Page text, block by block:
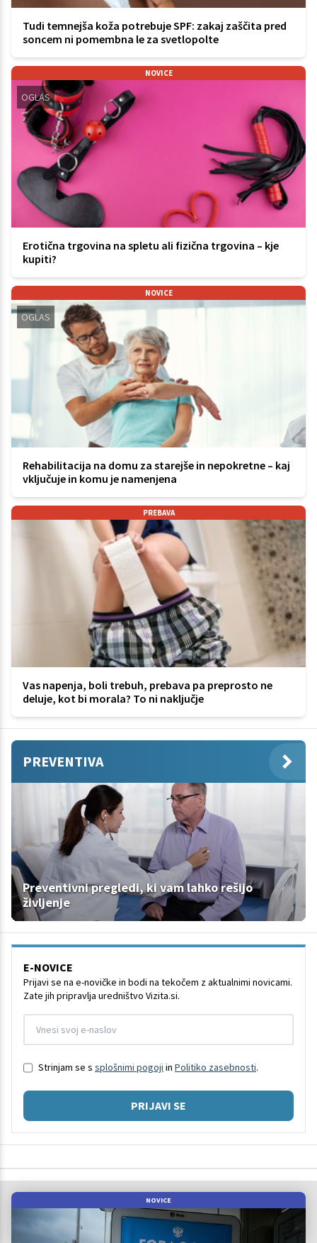
Tudi temnejša koža potrebuje SPF: zakaj zaščita pred
soncem ni pomembna le za svetlopolte
NOVICE
OGLAS
Erotična trgovina na spletu ali fizična trgovina – kje
kupiti?
NOVICE
OGLAS
Rehabilitacija na domu za starejše in nepokretne – kaj
vključuje in komu je namenjena
PREBAVA
Vas napenja, boli trebuh, prebava pa preprosto ne
deluje, kot bi morala? To ni naključje
PREVENTIVA
Preventivni pregledi, ki vam lahko rešijo
življenje
E-NOVICE
Prijavi se na e-novičke in bodi na tekočem z aktualnimi novicami.
Zate jih pripravlja uredništvo Vizita.si.
Strinjam se s splošnimi pogoji in Politiko zasebnosti.
PRIJAVI SE
NOVICE